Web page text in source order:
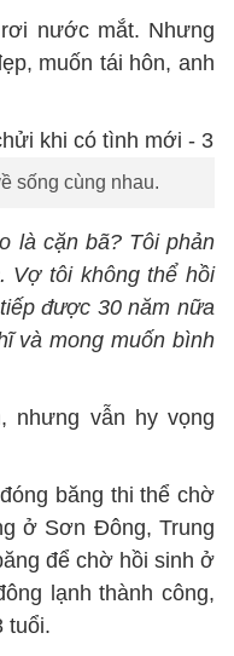
nước mắt. Nhưng
muốn tái hôn, anh
sống cùng nhau.
là cặn bã? Tôi phản
Vợ tôi không thể hồi
được 30 năm nữa
và mong muốn bình
nhưng vẫn hy vọng
băng thi thể chờ
ở Sơn Đông, Trung
để chờ hồi sinh ở
lạnh thành công,
tuổi.